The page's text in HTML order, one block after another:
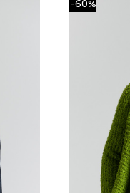
-60%